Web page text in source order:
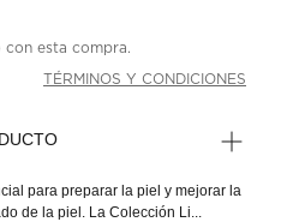
con esta compra.
TÉRMINOS Y CONDICIONES
para preparar la piel y mejorar la
de la piel. La Colección Li...